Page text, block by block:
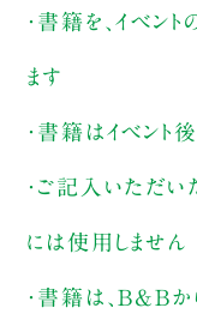
・書籍を、イベン
ます
・書籍はイベント
・ご記入いただ
には使用しません
・書籍は、B&Bか